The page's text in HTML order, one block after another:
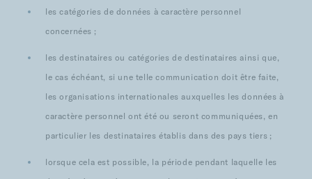
les catégories de données à caractère personnel
concernées ;
les destinataires ou catégories de destinataires ainsi que,
le cas échéant, si une telle communication doit être faite,
les organisations internationales auxquelles les données à
caractère personnel ont été ou seront communiquées, en
particulier les destinataires établis dans des pays tiers ;
lorsque cela est possible, la période pendant laquelle les